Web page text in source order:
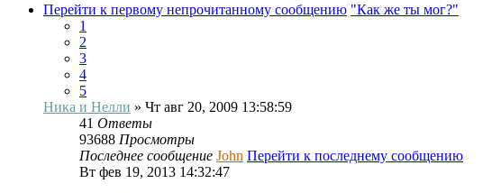
Перейти к первому непрочитанному сообщению "Как же ты мог?"
1
2
3
4
5
Ника и Нелли » Чт авг 20, 2009 13:58:59
41 Ответы
93688 Просмотры
Последнее сообщение John Перейти к последнему сообщению
Вт фев 19, 2013 14:32:47